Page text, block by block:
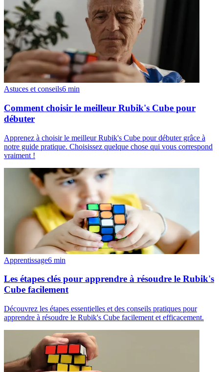
Astuces et conseils6 min
Comment choisir le meilleur Rubik's Cube pour
débuter
Apprenez à choisir le meilleur Rubik's Cube pour débuter grâce à
notre guide pratique. Choisissez quelque chose qui vous correspond
vraiment !
Apprentissage6 min
Les étapes clés pour apprendre à résoudre le Rubik's
Cube facilement
Découvrez les étapes essentielles et des conseils pratiques pour
apprendre à résoudre le Rubik's Cube facilement et efficacement.